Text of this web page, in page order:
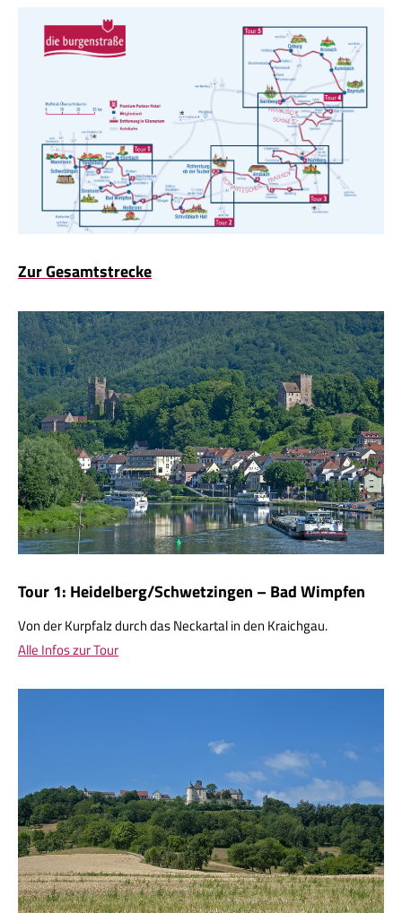
Zur Gesamtstrecke
Tour 1: Heidelberg/Schwetzingen – Bad Wimpfen
Von der Kurpfalz durch das Neckartal in den Kraichgau.
Alle Infos zur Tour